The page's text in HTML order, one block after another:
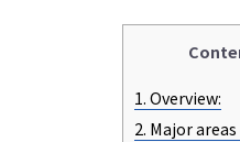
版
も
り
ま
す。
1.Overview:
2. Major